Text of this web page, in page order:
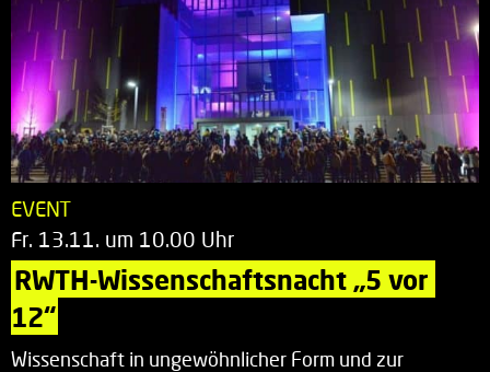
EVENT
Fr. 13.11. um 10.00 Uhr
RWTH-Wissenschaftsnacht „5 vor
12“
Wissenschaft in ungewöhnlicher Form und zur